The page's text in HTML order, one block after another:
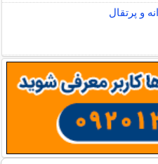
و پرتقال